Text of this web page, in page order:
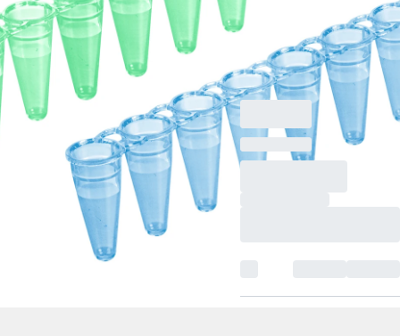
cierre, apto para
qPCR, por color, 120
unidades/bolsa
Minigrip